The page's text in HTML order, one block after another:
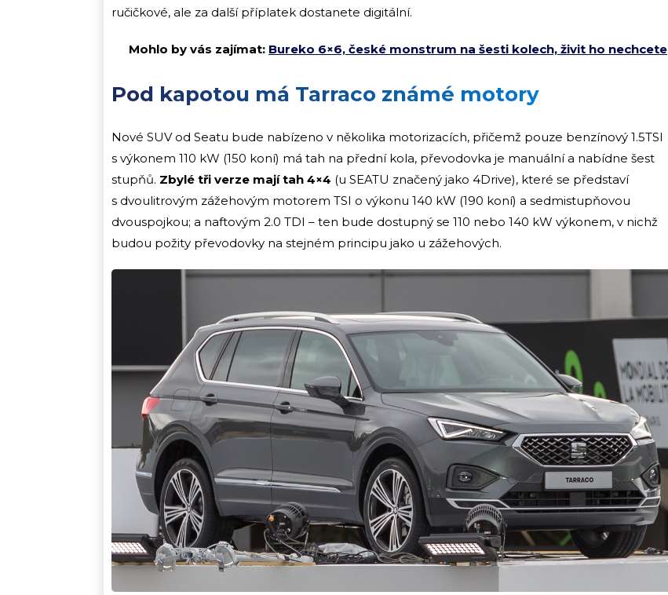
ručičkové, ale za další příplatek dostanete digitální.
Mohlo by vás zajímat: Bureko 6×6, české monstrum na šesti kolech, živit ho nechcete
Pod kapotou má Tarraco známé motory
Nové SUV od Seatu bude nabízeno v několika motorizacích, přičemž pouze benzínový 1.5TSI
s výkonem 110 kW (150 koní) má tah na přední kola, převodovka je manuální a nabídne šest
stupňů. Zbylé tři verze mají tah 4×4 (u SEATU značený jako 4Drive), které se představí
s dvoulitrovým zážehovým motorem TSI o výkonu 140 kW (190 koní) a sedmistupňovou
dvouspojkou; a naftovým 2.0 TDI – ten bude dostupný se 110 nebo 140 kW výkonem, v nichž
budou požity převodovky na stejném principu jako u zážehových.